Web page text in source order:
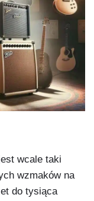
wcale taki
wzmaków na
do tysiąca